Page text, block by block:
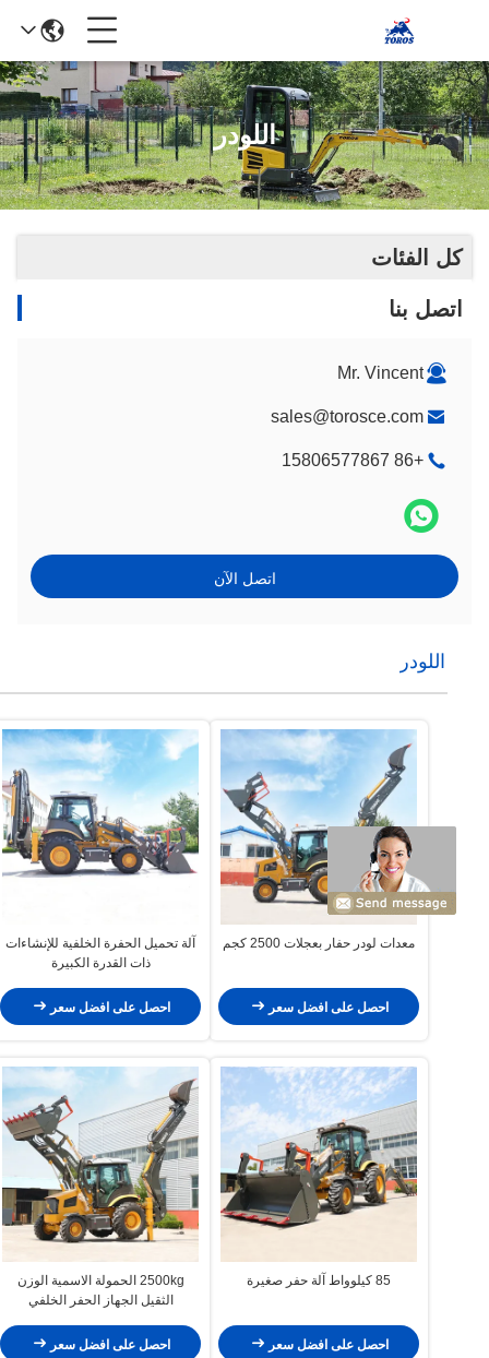
اللودر
كل الفئات
اتصل بنا
Mr. Vincent
sales@torosce.com
+86 15806577867
اتصل الآن
اللودر
معدات لودر حفار بعجلات 2500 كجم
احصل على افضل سعر
آلة تحميل الحفرة الخلفية للإنشاءات
ذات القدرة الكبيرة
احصل على افضل سعر
85 كيلوواط آلة حفر صغيرة
احصل على افضل سعر
2500kg الحمولة الاسمية الوزن
الثقيل الجهاز الحفر الخلفي
احصل على افضل سعر